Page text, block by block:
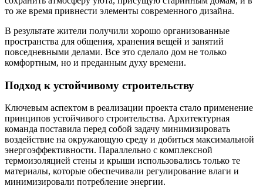
то же время привнести элементы современного дизайна.
В результате жители получили хорошо организованные
пространства для общения, хранения вещей и занятий
повседневными делами. Все это сделало дом не только
комфортным, но и преданным духу времени.
Подход к устойчивому строительству
Ключевым аспектом в реализации проекта стало применение
принципов устойчивого строительства. Архитектурная
команда поставила перед собой задачу минимизировать
воздействие на окружающую среду и добиться максимальной
энергоэффективности. Параллельно с комплексной
термоизоляцией стены и крыши использовались только те
материалы, которые обеспечивали регулирование влаги и
минимизировали потребление энергии.